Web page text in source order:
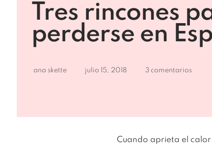
Tres rincones
perderse en
ana skette julio 15, 2018 3 comentarios
Cuando aprieta el